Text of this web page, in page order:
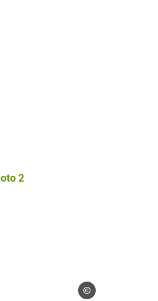
Photo 2, © Droits libres
Droits libres